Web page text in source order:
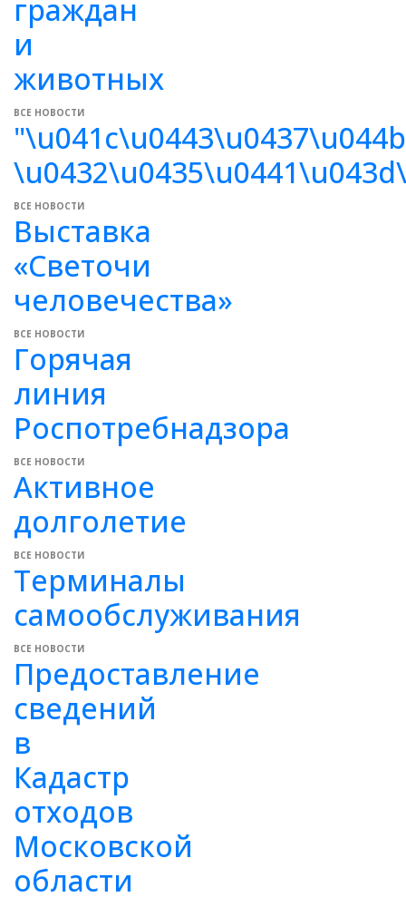
граждан
и
животных
ВСЕ НОВОСТИ
ВСЕ НОВОСТИ
Выставка
«Светочи
человечества»
ВСЕ НОВОСТИ
Горячая
линия
Роспотребнадзора
ВСЕ НОВОСТИ
Активное
долголетие
ВСЕ НОВОСТИ
Терминалы
самообслуживания
ВСЕ НОВОСТИ
Предоставление
сведений
в
Кадастр
отходов
Московской
области